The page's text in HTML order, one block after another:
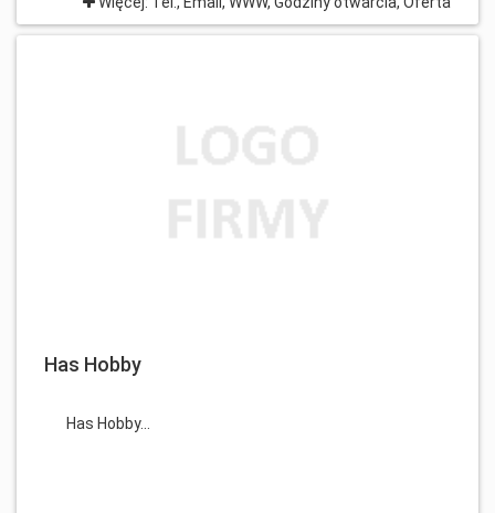
Has Hobby
Has Hobby...